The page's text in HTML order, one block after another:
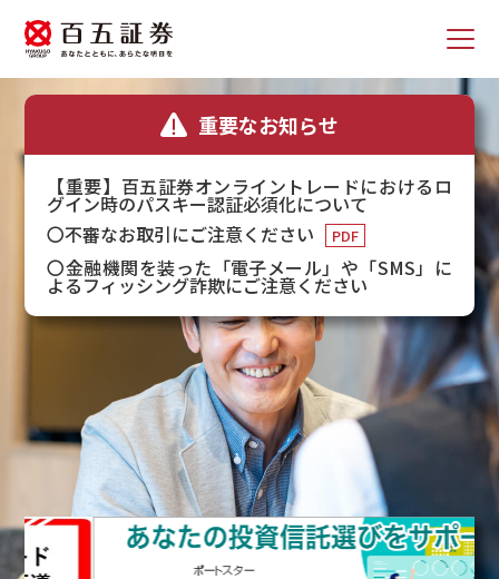
重要なお知らせ
【重要】百五証券オンライントレードにおけるロ
グイン時のパスキー認証必須化について
〇不審なお取引にご注意ください
〇金融機関を装った「電子メール」や「SMS」に
よるフィッシング詐欺にご注意ください